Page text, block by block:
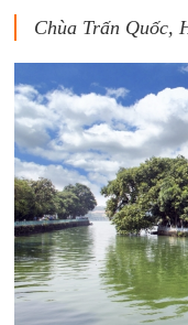
Chùa Trấn Quốc,